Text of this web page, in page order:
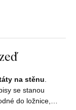
na stěnu
se stanou
do ložnice,…